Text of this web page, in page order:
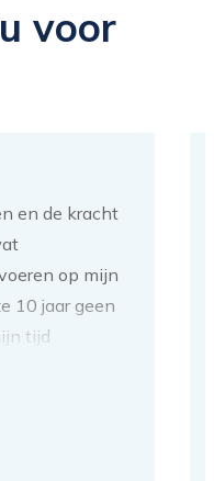
voor
en de kracht
op mijn
10 jaar geen
tijd
van
om de tips
heb deze